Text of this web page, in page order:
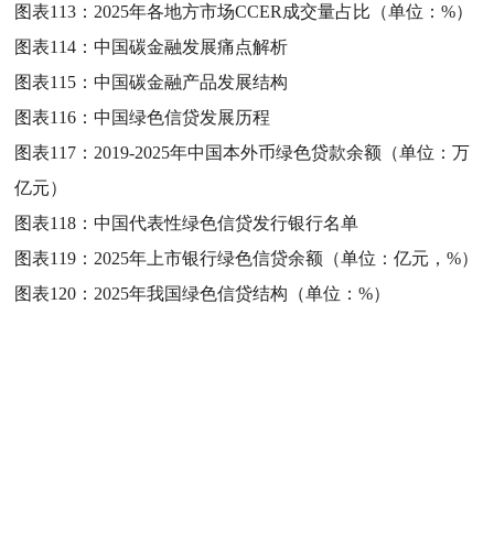
图表113： 2025年各地方市场CCER成交量占比（单位：%）
图表114：中国碳金融发展痛点解析
图表115：中国碳金融产品发展结构
图表116：中国绿色信贷发展历程
图表117： 2019-2025年中国本外币绿色贷款余额（单位：万
亿元）
图表118：中国代表性绿色信贷发行银行名单
图表119： 2025年上市银行绿色信贷余额（单位：亿元，%）
图表120： 2025年我国绿色信贷结构（单位：%）